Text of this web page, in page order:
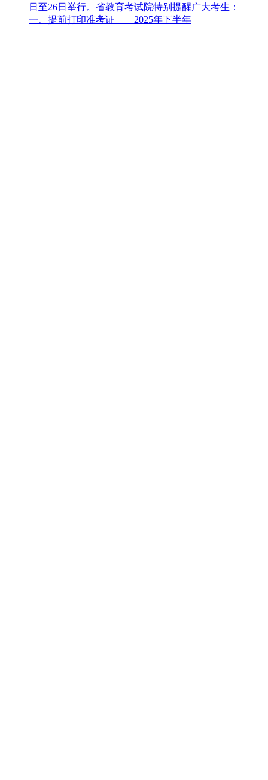
日至26日举行。省教育考试院特别提醒广大考生：
一、提前打印准考证 2025年下半年